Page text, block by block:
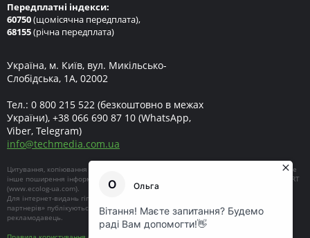
Передплатні індекси:
60750(щомісячна передплата),
68155(річна передплата)
Україна, м. Київ, вул. Микільсько-
Слобідська, 1А, 02002
Тел.: 0 800 215 522 (безкоштовно в межах
України), +38 066 690 87 10 (WhatsApp,
Viber, Telegram)
info@techmedia.com.ua
Цитування, копіювання окремих частин текстів чи зображень, передрук чи будь-яке
інше поширення інформації ECOEXPERT можливе за умови посилання на ECOEXPERT
(www.ecolog-ua.com).
Для інтернет-видань гіперпосилання є обов'язковим. Матеріали в блоці «Новини
партнерів» публікуються на правах реклами, відповідальність за їхній зміст несе
рекламодавець.